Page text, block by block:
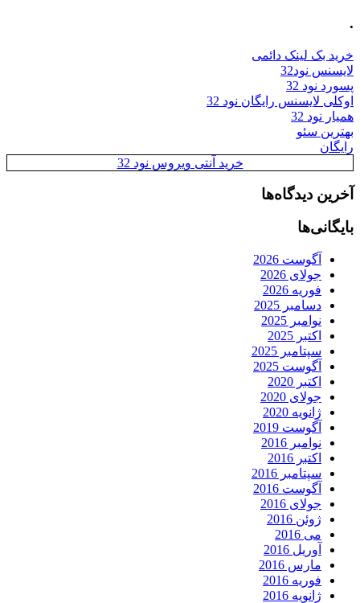
.
خرید بک لینک دائمی
لایسنس نود32
پسورد نود 32
اوکلی لایسنس رایگان نود 32
همیار نود 32
بهترین سئو
رایگان
خرید آنتی ویروس نود 32
آخرین دیدگاه‌ها
بایگانی‌ها
آگوست 2026
جولای 2026
فوریه 2026
دسامبر 2025
نوامبر 2025
اکتبر 2025
سپتامبر 2025
آگوست 2025
اکتبر 2020
جولای 2020
ژانویه 2020
آگوست 2019
نوامبر 2016
اکتبر 2016
سپتامبر 2016
آگوست 2016
جولای 2016
ژوئن 2016
می 2016
آوریل 2016
مارس 2016
فوریه 2016
ژانویه 2016